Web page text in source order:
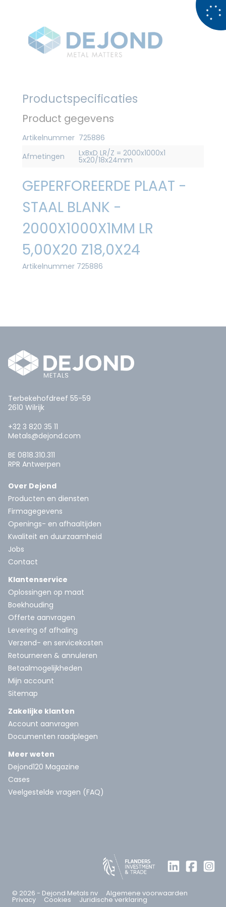
Productspecificaties
Product gegevens
Artikelnummer 725886
Afmetingen
LxBxD LR/Z = 2000x1000x1
5x20/18x24mm
GEPERFOREERDE PLAAT -
STAAL BLANK -
2000X1000X1MM LR
5,00X20 Z18,0X24
Artikelnummer 725886
Terbekehofdreef 55-59
2610 Wilrijk
+32 3 820 35 11
Metals@dejond.com
BE 0818.310.311
RPR Antwerpen
Over Dejond
Producten en diensten
Firmagegevens
Openings- en afhaaltijden
Kwaliteit en duurzaamheid
Jobs
Contact
Klantenservice
Oplossingen op maat
Boekhouding
Offerte aanvragen
Levering of afhaling
Verzend- en servicekosten
Retourneren & annuleren
Betaalmogelijkheden
Mijn account
Sitemap
Zakelijke klanten
Account aanvragen
Documenten raadplegen
Meer weten
Dejond120 Magazine
Cases
Veelgestelde vragen (FAQ)
© 2026 - Dejond Metals nv Algemene voorwaarden
Privacy Cookies Juridische verklaring